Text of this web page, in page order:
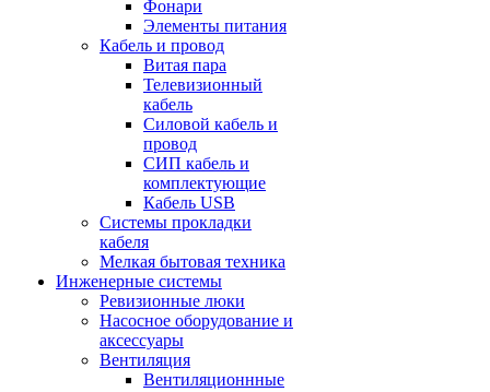
Фонари
Элементы питания
Кабель и провод
Витая пара
Телевизионный
кабель
Силовой кабель и
провод
СИП кабель и
комплектующие
Кабель USB
Системы прокладки
кабеля
Мелкая бытовая техника
Инженерные системы
Ревизионные люки
Насосное оборудование и
аксессуары
Вентиляция
Вентиляционнные